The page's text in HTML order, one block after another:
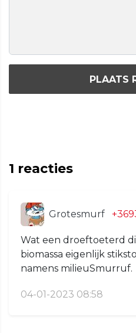
PLAATS
1 reacties
Grotesmurf
Wat een droeftoeterd
biomassa eigenlijk
namens milieuSmurruf.
04-01-2023 08:58